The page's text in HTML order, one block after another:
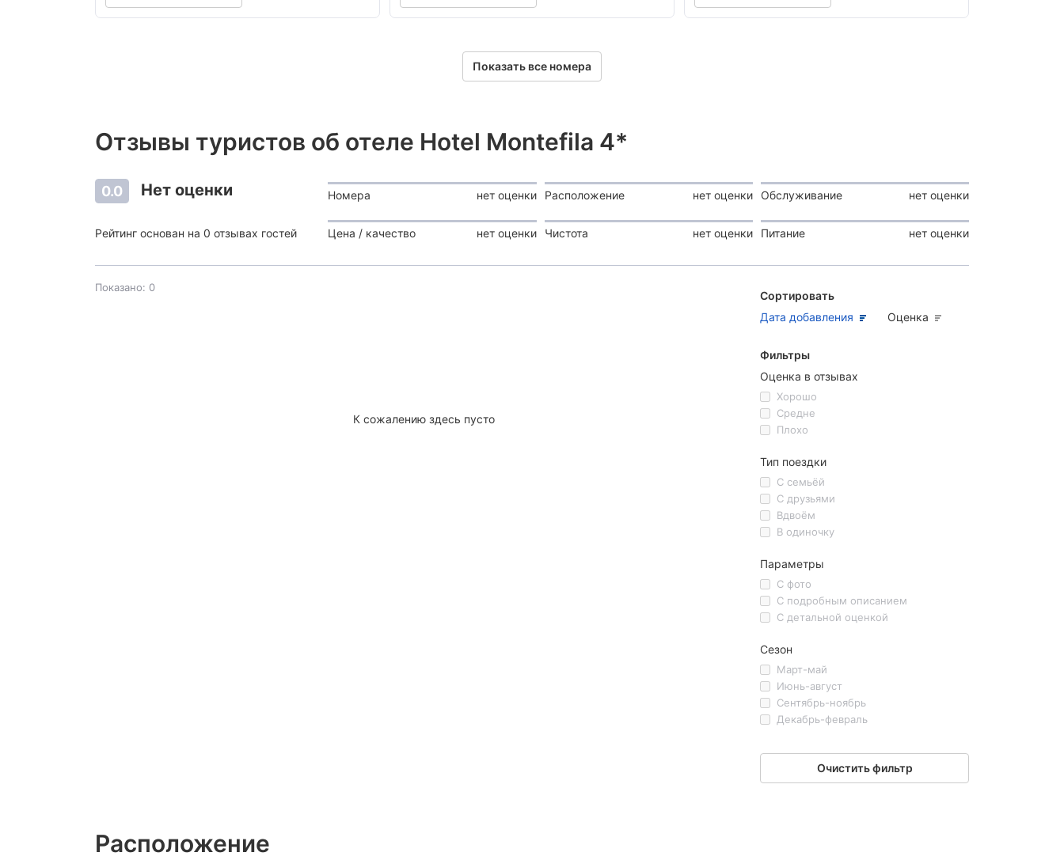
Показать все номера
Отзывы туристов об отеле Hotel Montefila 4*
0.0 Нет оценки
Рейтинг основан на 0 отзывах гостей
Номера нет оценки Расположение нет оценки Обслуживание нет оценки
Цена / качество нет оценки Чистота нет оценки Питание нет оценки
Показано: 0
К сожалению здесь пусто
Очистить фильтр
Сортировать
Дата добавления
Оценка
Фильтры
Оценка в отзывах
Хорошо
Средне
Плохо
Тип поездки
С семьёй
С друзьями
Вдвоём
В одиночку
Параметры
С фото
С подробным описанием
С детальной оценкой
Сезон
Март-май
Июнь-август
Сентябрь-ноябрь
Декабрь-февраль
Расположение